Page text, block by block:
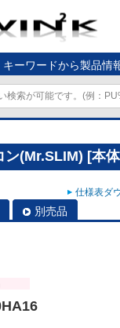
キーワードから製品情
(Mr.SLIM) [本
仕様表ダ
別売品